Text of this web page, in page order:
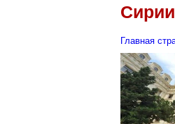
Сирии
Главная